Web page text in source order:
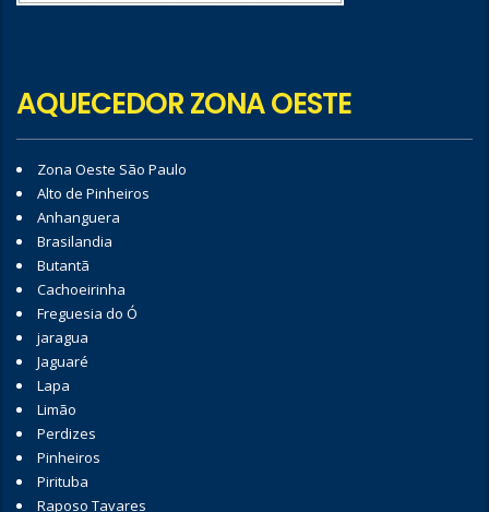
AQUECEDOR ZONA OESTE
Zona Oeste São Paulo
Alto de Pinheiros
Anhanguera
Brasilandia
Butantã
Cachoeirinha
Freguesia do Ó
jaragua
Jaguaré
Lapa
Limão
Perdizes
Pinheiros
Pirituba
Raposo Tavares